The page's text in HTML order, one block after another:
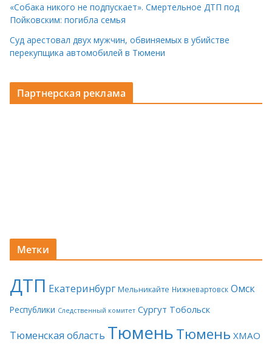
«Собака никого не подпускает». Смертельное ДТП под
Пойковским: погибла семья
Суд арестовал двух мужчин, обвиняемых в убийстве
перекупщика автомобилей в Тюмени
Партнерская реклама
Метки
ДТП Екатеринбург Мельникайте Нижневартовск Омск
Республики Следственный комитет Сургут Тобольск
Тюменская область ТюменьТюмень ХМАО